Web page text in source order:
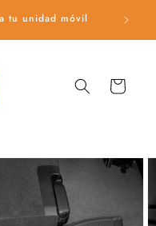
tu unidad móvil
Carrito